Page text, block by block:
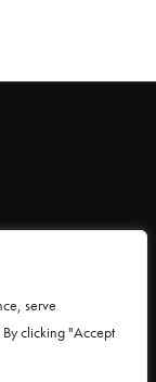
serve
clicking "Accept
Marin
del 24 febbraio 2021